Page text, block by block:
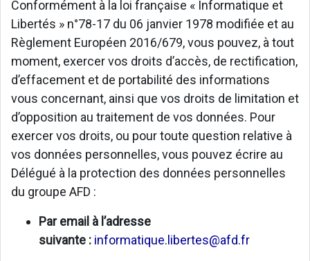
Conformément à la loi française « Informatique et
Libertés » n°78-17 du 06 janvier 1978 modifiée et au
Règlement Européen 2016/679, vous pouvez, à tout
moment, exercer vos droits d’accès, de rectification,
d’effacement et de portabilité des informations
vous concernant, ainsi que vos droits de limitation et
d’opposition au traitement de vos données. Pour
exercer vos droits, ou pour toute question relative à
vos données personnelles, vous pouvez écrire au
Délégué à la protection des données personnelles
du groupe AFD :
Par email à l’adresse
suivante : informatique.libertes@afd.fr